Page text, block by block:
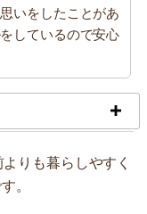
いをしたことがあ
しているので安心
りも暮らしやすく
。